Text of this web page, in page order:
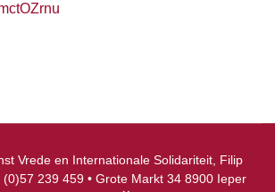
Vrede en Internationale Solidariteit, Filip
(0)57 239 459 • Grote Markt 34 8900 Ieper